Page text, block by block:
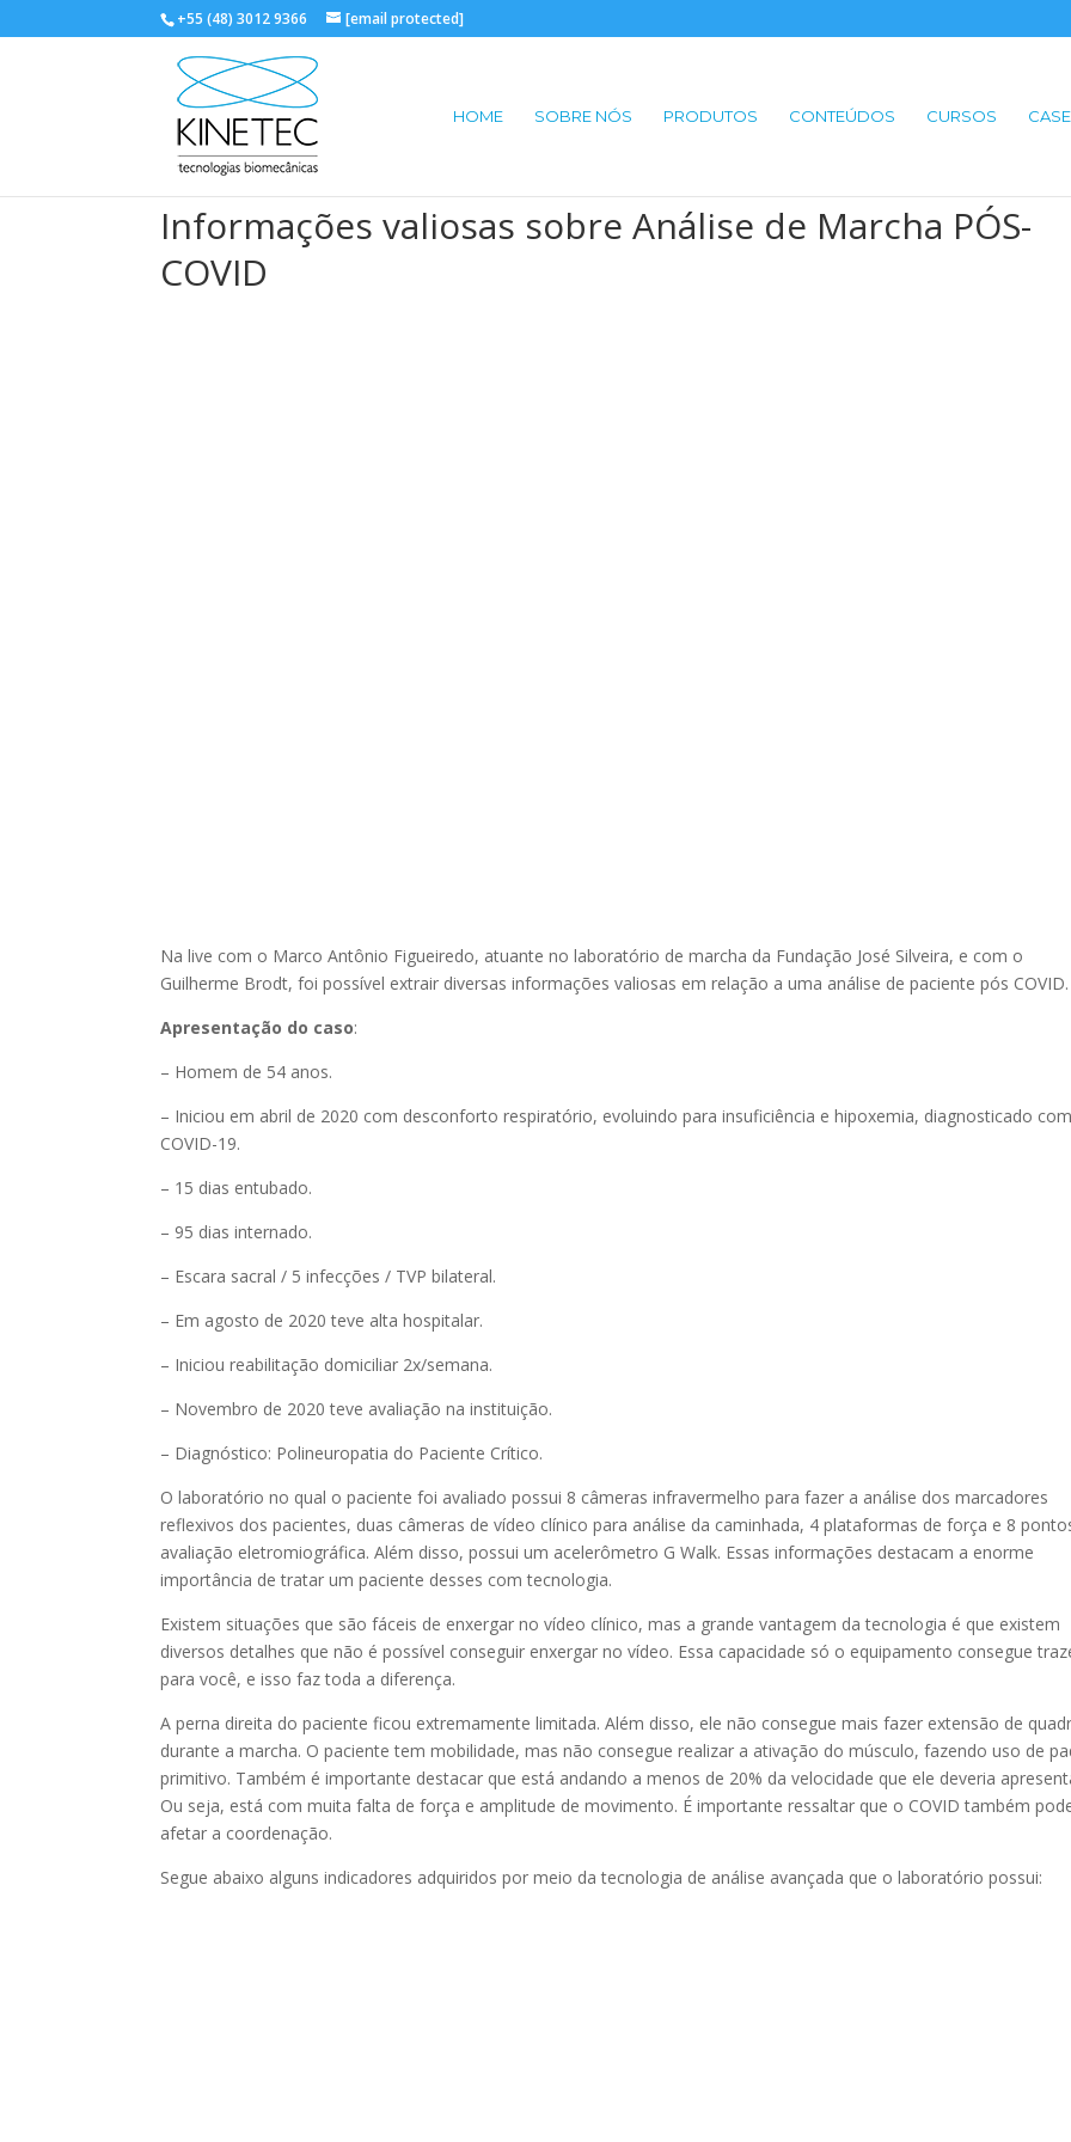
+55 (48) 3012 9366 [email protected]
HOME SOBRE NÓS PRODUTOS CONTEÚDOS CURSOS
Informações valiosas sobre Análise de Marcha PÓS-
COVID
Na live com o Marco Antônio Figueiredo, atuante no laboratório de marcha da Fundação José Silveira, e com o
Guilherme Brodt, foi possível extrair diversas informações valiosas em relação a uma análise de paciente pós
Apresentação do caso:
– Homem de 54 anos.
– Iniciou em abril de 2020 com desconforto respiratório, evoluindo para insuficiência e hipoxemia, diagnosticado
COVID-19.
– 15 dias entubado.
– 95 dias internado.
– Escara sacral / 5 infecções / TVP bilateral.
– Em agosto de 2020 teve alta hospitalar.
– Iniciou reabilitação domiciliar 2x/semana.
– Novembro de 2020 teve avaliação na instituição.
– Diagnóstico: Polineuropatia do Paciente Crítico.
O laboratório no qual o paciente foi avaliado possui 8 câmeras infravermelho para fazer a análise dos marcadores
reflexivos dos pacientes, duas câmeras de vídeo clínico para análise da caminhada, 4 plataformas de força e 8
avaliação eletromiográfica. Além disso, possui um acelerômetro G Walk. Essas informações destacam a enorme
importância de tratar um paciente desses com tecnologia.
Existem situações que são fáceis de enxergar no vídeo clínico, mas a grande vantagem da tecnologia é que existem
diversos detalhes que não é possível conseguir enxergar no vídeo. Essa capacidade só o equipamento consegue
para você, e isso faz toda a diferença.
A perna direita do paciente ficou extremamente limitada. Além disso, ele não consegue mais fazer extensão de
durante a marcha. O paciente tem mobilidade, mas não consegue realizar a ativação do músculo, fazendo uso de
primitivo. Também é importante destacar que está andando a menos de 20% da velocidade que ele deveria
Ou seja, está com muita falta de força e amplitude de movimento. É importante ressaltar que o COVID também
afetar a coordenação.
Segue abaixo alguns indicadores adquiridos por meio da tecnologia de análise avançada que o laboratório possui: